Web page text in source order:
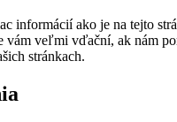
informácií ako je na tejto
vám veľmi vďační, ak nám
stránkach.